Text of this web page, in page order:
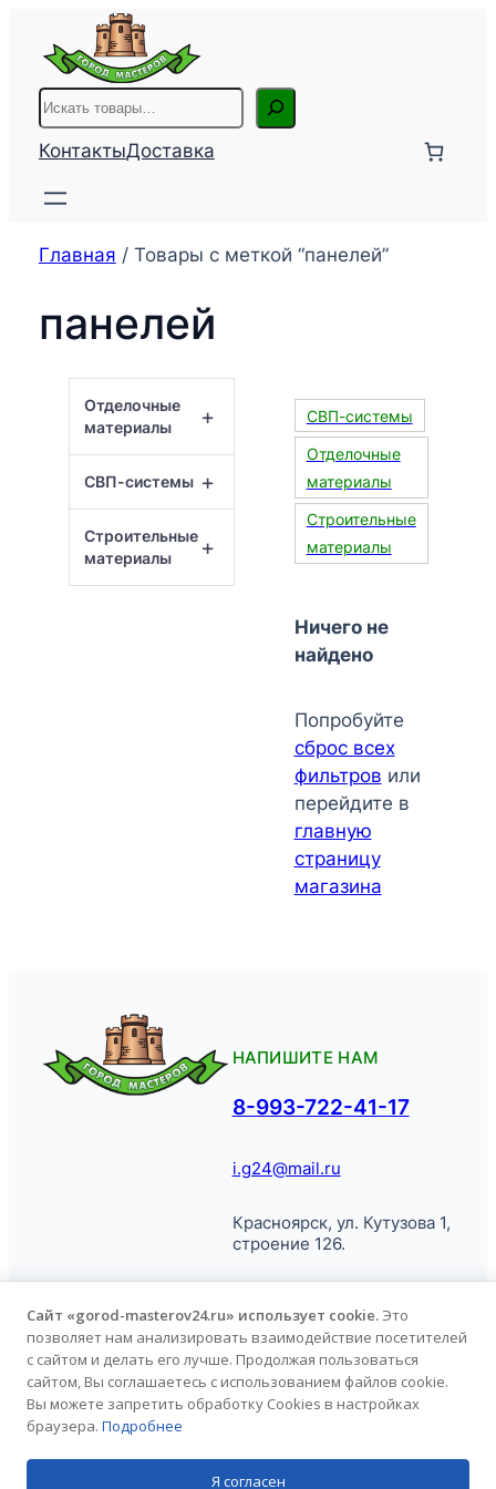
содержимому
Поиск
КонтактыДоставка
Главная / Товары с меткой “панелей”
панелей
+
Отделочные
материалы
+
СВП-системы
+
Строительные
материалы
СВП-системы
Отделочные
материалы
Строительные
материалы
Ничего не
найдено
Попробуйте
сброс всех
фильтров или
перейдите в
главную
страницу
магазина
НАПИШИТЕ НАМ
8-993-722-41-17
i.g24@mail.ru
Красноярск, ул. Кутузова 1,
строение 126.
© Город
Мастеров, 2026.
Политика обработки
персональных данных
Продвижение сайта
Сайт «gorod-masterov24.ru» использует cookie. Это
позволяет нам анализировать взаимодействие посетителей
с сайтом и делать его лучше. Продолжая пользоваться
сайтом, Вы соглашаетесь с использованием файлов cookie.
Вы можете запретить обработку Cookies в настройках
браузера. Подробнее
Я согласен